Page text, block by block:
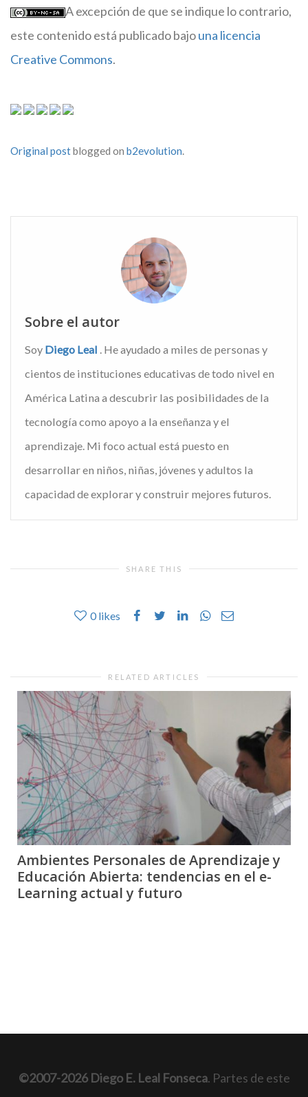
A excepción de que se indique lo contrario,
este contenido está publicado bajouna licencia
Creative Commons.
Original postblogged on b2evolution.
Sobre el autor
Soy Diego Leal . He ayudado a miles de personas y
cientos de instituciones educativas de todo nivel en
América Latina a descubrir las posibilidades de la
tecnología como apoyo a la enseñanza y el
aprendizaje. Mi foco actual está puesto en
desarrollar en niños, niñas, jóvenes y adultos la
capacidad de explorar y construir mejores futuros.
SHARE THIS
0 likes
RELATED ARTICLES
Ambientes Personales de Aprendizaje y
Educación Abierta: tendencias en el e-
Learning actual y futuro
©2007-2026 Diego E. Leal Fonseca. Partes de este